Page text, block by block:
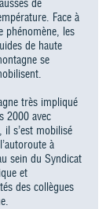
Face à
phénomène, les
de haute
se
très impliqué
2000 avec
il s’est mobilisé
à
sein du Syndicat
et
des collègues